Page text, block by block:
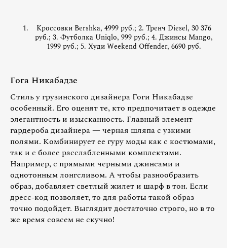
Кроссовки Bershka, 4999 руб.; 2. Тренч Diesel, 30 376
руб.; 3. Футболка Uniqlo, 999 руб.; 4. Джинсы Mango,
1999 руб.; 5. Худи Weekend Offender, 6690 руб.
Гога Никабадзе
Стиль у грузинского дизайнера Гоги Никабадзе
особенный. Его оценят те, кто предпочитает в одежде
элегантность и изысканность. Главный элемент
гардероба дизайнера — черная шляпа с узкими
полями. Комбинирует ее гуру моды как с костюмами,
так и с более расслабленными комплектами.
Например, с прямыми черными джинсами и
однотонным лонгсливом. А чтобы разнообразить
образ, добавляет светлый жилет и шарф в тон. Если
дресс-код позволяет, то для работы такой образ
точно подойдет. Выглядит достаточно строго, но в то
же время совсем не скучно!